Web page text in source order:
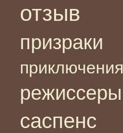
отзыв
призраки
приключения
режиссеры
саспенс